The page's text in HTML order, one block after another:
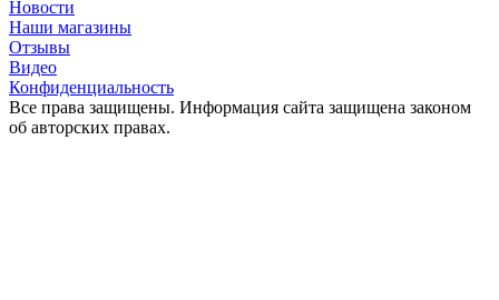
Новости
Наши магазины
Отзывы
Видео
Конфиденциальность
Все права защищены. Информация сайта защищена законом
об авторских правах.